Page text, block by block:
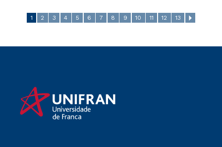
1 2 3 4 5 6 7 8 9 10 11 12 13